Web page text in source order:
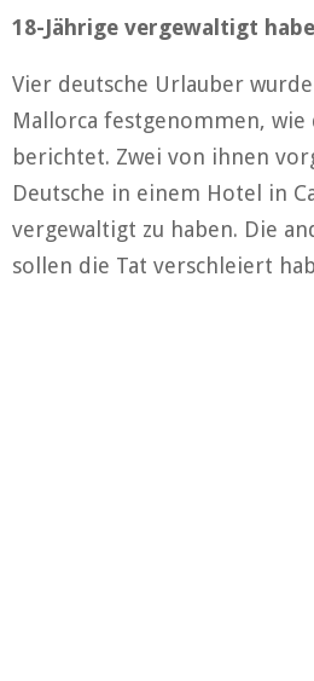
18-Jährige vergewaltigt
Vier deutsche Urlauber
Mallorca festgenommen, wie
berichtet. Zwei von ihnen
Deutsche in einem Hotel in
vergewaltigt zu haben. Die
sollen die Tat verschleiert